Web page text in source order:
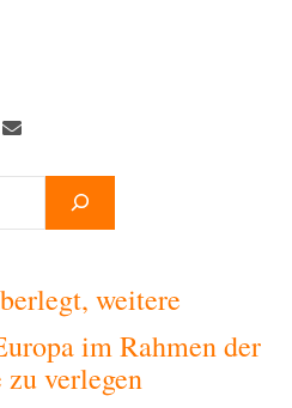
Newsletter
weitere
im Rahmen der
verlegen